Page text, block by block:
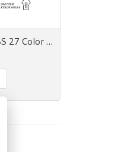
Color Essence Sport SS 27 Color Directions